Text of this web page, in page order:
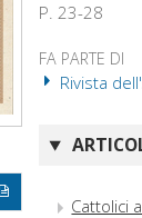
P. 23-28
FA PARTE DI
Rivista
Cattolici